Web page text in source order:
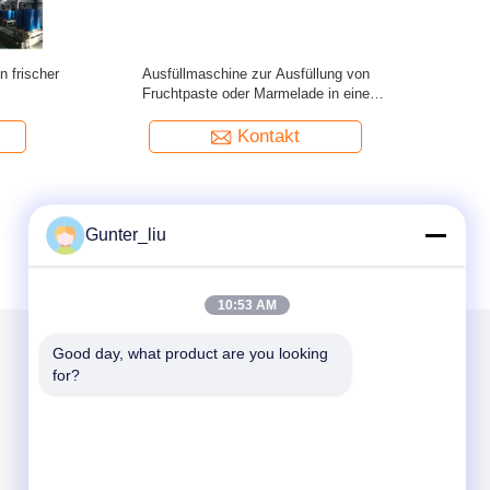
für die
Hochproduktionsmaschine für das Sammeln
und Sortieren von Früchten
Kontakt
Mailen Sie uns
Gunter_liu
10:53 AM
Good day, what product are you looking
for?